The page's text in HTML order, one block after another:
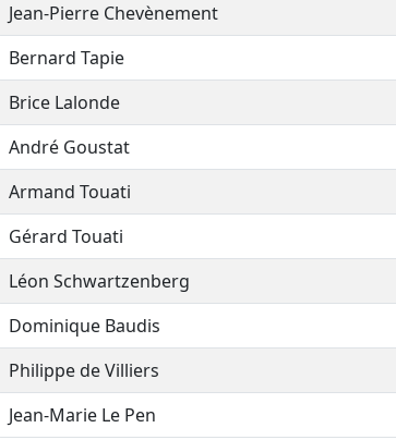
Jean-Pierre Chevènement
Bernard Tapie
Brice Lalonde
André Goustat
Armand Touati
Gérard Touati
Léon Schwartzenberg
Dominique Baudis
Philippe de Villiers
Jean-Marie Le Pen